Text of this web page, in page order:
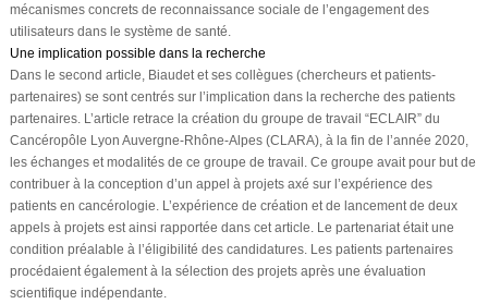
mécanismes concrets de reconnaissance sociale de l’engagement des
utilisateurs dans le système de santé.
Une implication possible dans la recherche
Dans le second article, Biaudet et ses collègues (chercheurs et patients-
partenaires) se sont centrés sur l’implication dans la recherche des patients
partenaires. L’article retrace la création du groupe de travail “ECLAIR” du
Cancéropôle Lyon Auvergne-Rhône-Alpes (CLARA), à la fin de l’année 2020,
les échanges et modalités de ce groupe de travail. Ce groupe avait pour but de
contribuer à la conception d’un appel à projets axé sur l’expérience des
patients en cancérologie. L’expérience de création et de lancement de deux
appels à projets est ainsi rapportée dans cet article. Le partenariat était une
condition préalable à l’éligibilité des candidatures. Les patients partenaires
procédaient également à la sélection des projets après une évaluation
scientifique indépendante.